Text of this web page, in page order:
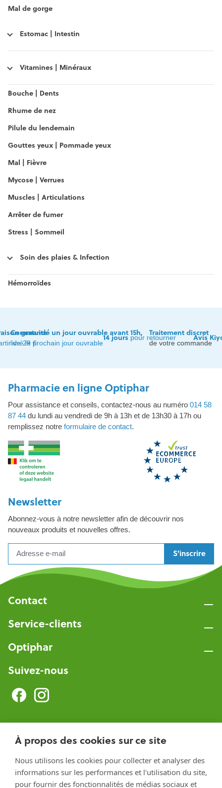
À propos des cookies sur ce site
Nous utilisons les cookies pour collecter et analyser des
informations sur les performances et l'utilisation du site,
pour fournir des fonctionnalités de médias sociaux et
Mal de gorge
Estomac | Intestin
Vitamines | Minéraux
Bouche | Dents
Rhume de nez
Pilule du lendemain
Gouttes yeux | Pommade yeux
Mal | Fièvre
Mycose | Verrues
Muscles | Articulations
Arrêter de fumer
Stress | Sommeil
Soin des plaies & Infection
Hémorroïdes
gratuite
de 29 €
Commandé un jour ouvrable avant 15h,
livré le prochain jour ouvrable
14 jourspour retourner
Traitement discret
de votre commande
Avis
Pharmacie en ligne Optiphar
Pour assistance et conseils, contactez-nous au numéro 014 58
87 44 du lundi au vendredi de 9h à 13h et de 13h30 à 17h ou
remplissez notre formulaire de contact.
Newsletter
Abonnez-vous à notre newsletter afin de découvrir nos
nouveaux produits et nouvelles offres.
S'inscrire
Contact
Service-clients
Optiphar
Suivez-nous
Optiphar Meerhout
Optiphar Geel - Dr. van de Perrestraat
Optiphar Geel - Antwerpseweg